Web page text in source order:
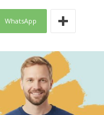
WhatsApp